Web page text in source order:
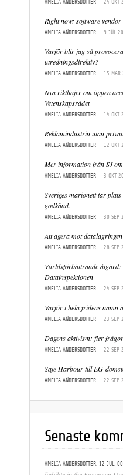
AMELIA ANDERSDOTTER 24 OKT
Right now: software
AMELIA ANDERSDOTTER 9 JUL
Varför blir jag så
utredningsdirektiv?
AMELIA ANDERSDOTTER 15 MAR
Nya riktlinjer om öppen
Vetenskapsrådet
AMELIA ANDERSDOTTER 14 OKT
Reklamindustrin utan
AMELIA ANDERSDOTTER 12 OKT
Mer information från SJ
AMELIA ANDERSDOTTER 3 OKT
Sveriges marionett tar
godkänd.
AMELIA ANDERSDOTTER 30 SEP
Att agera mot
AMELIA ANDERSDOTTER 28 SEP
Världsförbättrande åtgärd:
Datainspektionen
AMELIA ANDERSDOTTER 24 SEP
Varför i hela fridens namn
AMELIA ANDERSDOTTER 23 SEP
Dagens aktivism: fler
AMELIA ANDERSDOTTER 22 SEP
Safe Harbour till EG-
AMELIA ANDERSDOTTER 22 SEP
Senaste
AMELIA ANDERSDOTTER, 12 JUL,